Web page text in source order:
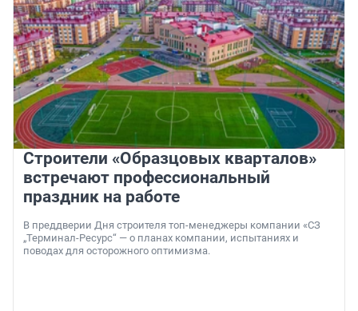
Строители «Образцовых кварталов»
встречают профессиональный
праздник на работе
В преддверии Дня строителя топ-менеджеры компании «СЗ
„Терминал-Ресурс“ — о планах компании, испытаниях и
поводах для осторожного оптимизма.